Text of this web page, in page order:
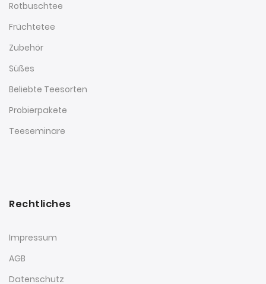
Rotbuschtee
Früchtetee
Zubehör
Süßes
Beliebte Teesorten
Probierpakete
Teeseminare
Rechtliches
Impressum
AGB
Datenschutz